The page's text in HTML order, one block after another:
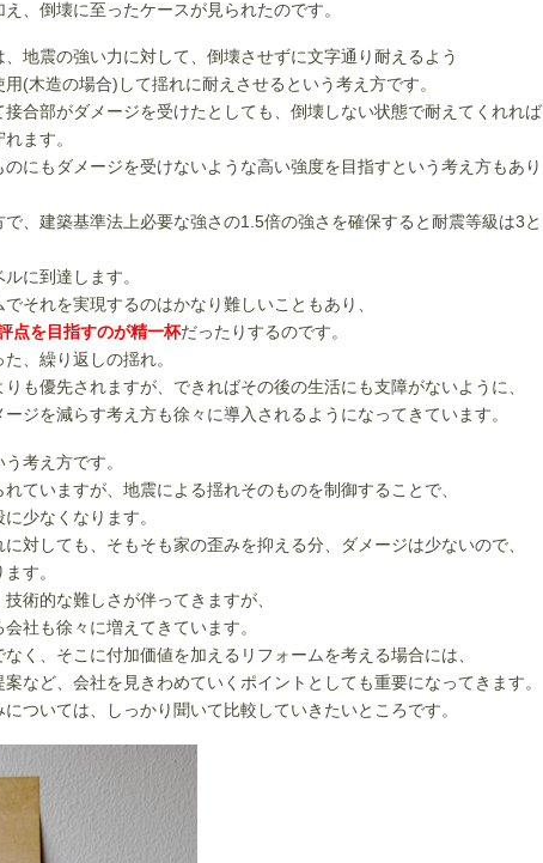
、倒壊に至ったケースが見られたのです。
地震の強い力に対して、倒壊させずに文字通り耐えるよう
(木造の場合)して揺れに耐えさせるという考え方です。
合部がダメージを受けたとしても、倒壊しない状態で耐えてくれれば
ます。
のにもダメージを受けないような高い強度を目指すという考え方もあり
、建築基準法上必要な強さの1.5倍の強さを確保すると耐震等級は3と
に到達します。
それを実現するのはかなり難しいこともあり、
点を目指すのが精一杯だったりするのです。
、繰り返しの揺れ。
も優先されますが、できればその後の生活にも支障がないように、
ジを減らす考え方も徐々に導入されるようになってきています。
う考え方です。
ていますが、地震による揺れそのものを制御することで、
少なくなります。
対しても、そもそも家の歪みを抑える分、ダメージは少ないので、
す。
術的な難しさが伴ってきますが、
社も徐々に増えてきています。
く、そこに付加価値を加えるリフォームを考える場合には、
など、会社を見きわめていくポイントとしても重要になってきます。
ついては、しっかり聞いて比較していきたいところです。